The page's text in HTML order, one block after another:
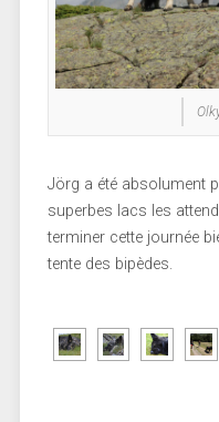
Jörg a été absolument
superbes lacs les
terminer cette journée
tente des bipèdes.